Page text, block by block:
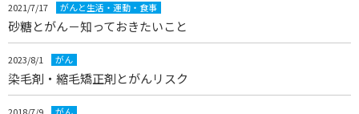
2021/7/17 がんと生活・運動・食事
砂糖とがん－知っておきたいこと
2023/8/1 がん
染毛剤・縮毛矯正剤とがんリスク